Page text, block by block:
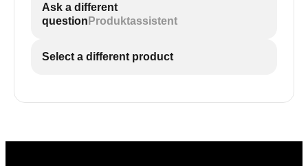
Ask a different
question Produktassistent
Select a different product